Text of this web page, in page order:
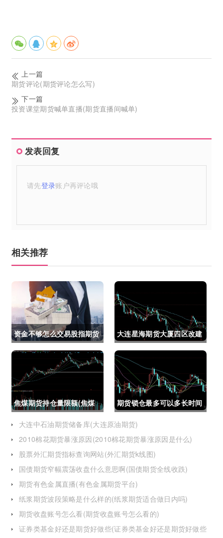
上一篇
期货评论(期货评论怎么写)
下一篇
投资课堂期货喊单直播(期货直播间喊单)
发表回复
请先登录账户再评论哦
相关推荐
资金不够怎么交易股指期货
(资金不够怎么交易股指期
货呢)
大连星海期货大厦四区改建
(大连星海广场期货大厦)
焦煤期货持仓量限额(焦煤
期货持仓量限额是多少)
期货锁仓最多可以多长时间
(期货锁仓最多可以多长时
间卖出)
大连中石油期货储备库(大连原油期货)
2010棉花期货暴涨原因(2010棉花期货暴涨原因是什么)
股票外汇期货指标查询网站(外汇期货k线图)
国债期货窄幅震荡收盘什么意思啊(国债期货全线收跌)
期货有色金属直播(有色金属期货平台)
纸浆期货波段策略是什么样的(纸浆期货适合做日内吗)
期货收盘账号怎么看(期货收盘账号怎么看的)
证券类基金好还是期货好做些(证券类基金好还是期货好做些